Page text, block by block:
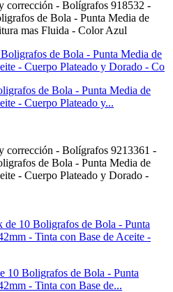
corrección - Bolígrafos 918532 -
de Bola - Punta Media de
mas Fluida - Color Azul
de Bola - Punta Media de
- Cuerpo Plateado y...
corrección - Bolígrafos 9213361 -
de Bola - Punta Media de
- Cuerpo Plateado y Dorado -
10 Boligrafos de Bola - Punta
- Tinta con Base de...